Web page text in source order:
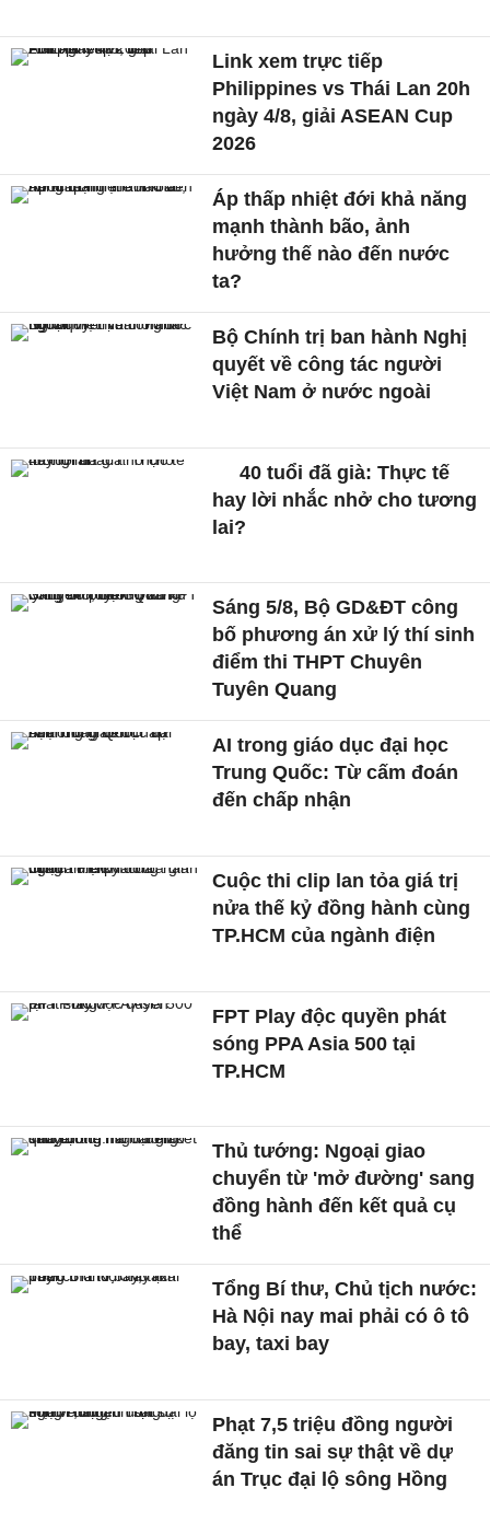
Link xem trực tiếp
Philippines vs Thái Lan 20h
ngày 4/8, giải ASEAN Cup
2026
Áp thấp nhiệt đới khả năng
mạnh thành bão, ảnh
hưởng thế nào đến nước
ta?
Bộ Chính trị ban hành Nghị
quyết về công tác người
Việt Nam ở nước ngoài
40 tuổi đã già: Thực tế
hay lời nhắc nhở cho tương
lai?
Sáng 5/8, Bộ GD&ĐT công
bố phương án xử lý thí sinh
điểm thi THPT Chuyên
Tuyên Quang
AI trong giáo dục đại học
Trung Quốc: Từ cấm đoán
đến chấp nhận
Cuộc thi clip lan tỏa giá trị
nửa thế kỷ đồng hành cùng
TP.HCM của ngành điện
FPT Play độc quyền phát
sóng PPA Asia 500 tại
TP.HCM
Thủ tướng: Ngoại giao
chuyển từ 'mở đường' sang
đồng hành đến kết quả cụ
thể
Tổng Bí thư, Chủ tịch nước:
Hà Nội nay mai phải có ô tô
bay, taxi bay
Phạt 7,5 triệu đồng người
đăng tin sai sự thật về dự
án Trục đại lộ sông Hồng